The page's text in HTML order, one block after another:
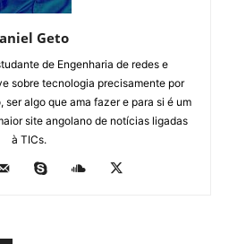
Geto
de Engenharia de redes e
sobre tecnologia precisamente por
ser algo que ama fazer e para si é um
site angolano de notícias ligadas
à TICs.